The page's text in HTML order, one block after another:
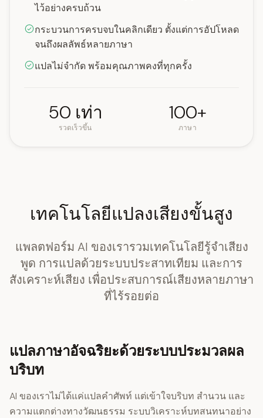
ไว้อย่างครบถ้วน
กระบวนการครบจบในคลิกเดียว ตั้งแต่การอัปโหลด
จนถึงผลลัพธ์หลายภาษา
แปลไม่จำกัด พร้อมคุณภาพคงที่ทุกครั้ง
50 เท่า
รวดเร็วขึ้น
100+
ภาษา
เทคโนโลยีแปลงเสียงขั้นสูง
แพลตฟอร์ม AI ของเรารวมเทคโนโลยีรู้จำเสียง
พูด การแปลด้วยระบบประสาทเทียม และการ
สังเคราะห์เสียง เพื่อประสบการณ์เสียงหลายภาษา
ที่ไร้รอยต่อ
แปลภาษาอัจฉริยะด้วยระบบประมวลผล
บริบท
AI ของเราไม่ได้แค่แปลคำศัพท์ แต่เข้าใจบริบท สำนวน และ
ความแตกต่างทางวัฒนธรรม ระบบวิเคราะห์บทสนทนาอย่าง